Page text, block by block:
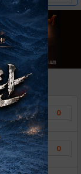
30
0
0